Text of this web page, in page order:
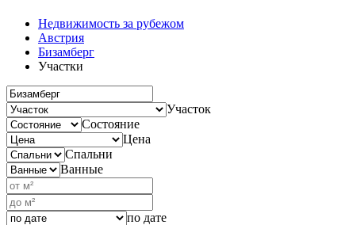
Недвижимость за рубежом
Австрия
Бизамберг
Участки
Участок
Состояние
Цена
Спальни
Ванные
по дате